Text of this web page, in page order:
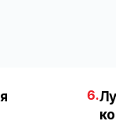
6.